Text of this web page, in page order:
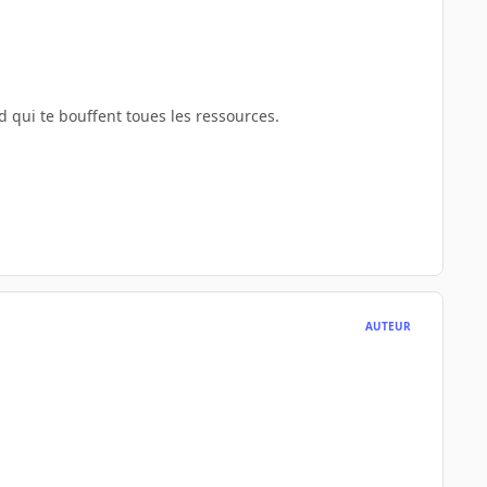
qui te bouffent toues les ressources.
AUTEUR